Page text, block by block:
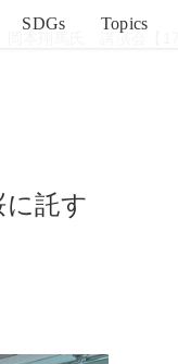
SDGs Topics
本翔馬氏 講演会【
託す